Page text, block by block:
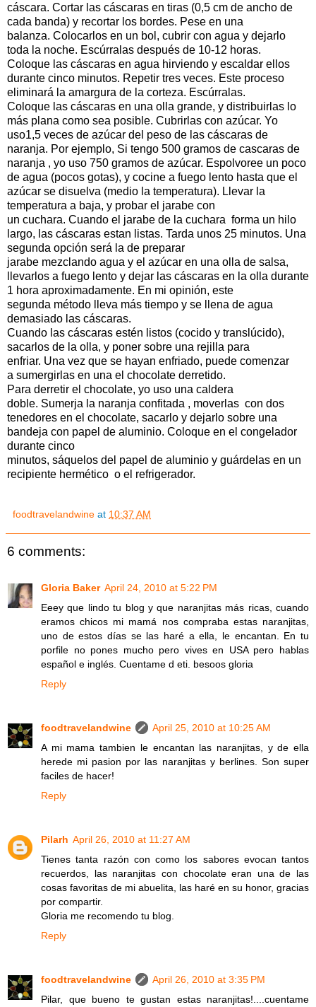
cáscara. Cortar las cáscaras en tiras (0,5 cm de ancho de
cada banda) y recortar los bordes. Pese en una
balanza. Colocarlos en un bol, cubrir con agua y dejarlo
toda la noche. Escúrralas después de 10-12 horas.
Coloque las cáscaras en agua hirviendo y escaldar ellos
durante cinco minutos. Repetir tres veces. Este proceso
eliminará la amargura de la corteza. Escúrralas.
Coloque las cáscaras en una olla grande, y distribuirlas lo
más plana como sea posible. Cubrirlas con azúcar. Yo
uso1,5 veces de azúcar del peso de las cáscaras de
naranja. Por ejemplo, Si tengo 500 gramos de cascaras de
naranja , yo uso 750 gramos de azúcar. Espolvoree un poco
de agua (pocos gotas), y cocine a fuego lento hasta que el
azúcar se disuelva (medio la temperatura). Llevar la
temperatura a baja, y probar el jarabe con
un cuchara. Cuando el jarabe de la cuchara forma un hilo
largo, las cáscaras estan listas. Tarda unos 25 minutos. Una
segunda opción será la de preparar
jarabe mezclando agua y el azúcar en una olla de salsa,
llevarlos a fuego lento y dejar las cáscaras en la olla durante
1 hora aproximadamente. En mi opinión, este
segunda método lleva más tiempo y se llena de agua
demasiado las cáscaras.
Cuando las cáscaras estén listos (cocido y translúcido),
sacarlos de la olla, y poner sobre una rejilla para
enfriar. Una vez que se hayan enfriado, puede comenzar
a sumergirlas en una el chocolate derretido.
Para derretir el chocolate, yo uso una caldera
doble. Sumerja la naranja confitada , moverlas con dos
tenedores en el chocolate, sacarlo y dejarlo sobre una
bandeja con papel de aluminio. Coloque en el congelador
durante cinco
minutos, sáquelos del papel de aluminio y guárdelas en un
recipiente hermético o el refrigerador.
foodtravelandwine at 10:37 AM
6 comments:
Gloria Baker April 24, 2010 at 5:22 PM
Eeey que lindo tu blog y que naranjitas más ricas, cuando
eramos chicos mi mamá nos compraba estas naranjitas,
uno de estos días se las haré a ella, le encantan. En tu
porfile no pones mucho pero vives en USA pero hablas
español e inglés. Cuentame d eti. besoos gloria
Reply
foodtravelandwine
April 25, 2010 at 10:25 AM
A mi mama tambien le encantan las naranjitas, y de ella
herede mi pasion por las naranjitas y berlines. Son super
faciles de hacer!
Reply
Pilarh April 26, 2010 at 11:27 AM
Tienes tanta razón con como los sabores evocan tantos
recuerdos, las naranjitas con chocolate eran una de las
cosas favoritas de mi abuelita, las haré en su honor, gracias
por compartir.
Gloria me recomendo tu blog.
Reply
foodtravelandwine
April 26, 2010 at 3:35 PM
Pilar, que bueno te gustan estas naranjitas!....cuentame